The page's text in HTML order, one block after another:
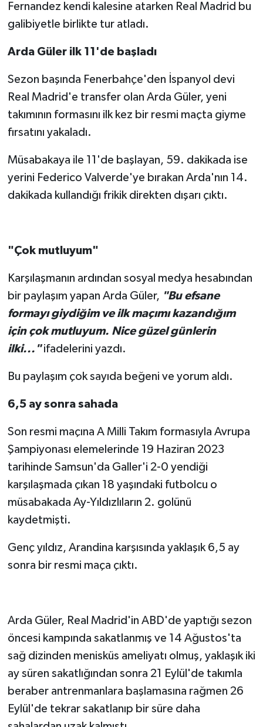
Fernandez kendi kalesine atarken Real Madrid bu
galibiyetle birlikte tur atladı.
Arda Güler ilk 11'de başladı
Sezon başında Fenerbahçe'den İspanyol devi
Real Madrid'e transfer olan Arda Güler, yeni
takımının formasını ilk kez bir resmi maçta giyme
fırsatını yakaladı.
Müsabakaya ile 11'de başlayan, 59. dakikada ise
yerini Federico Valverde'ye bırakan Arda'nın 14.
dakikada kullandığı frikik direkten dışarı çıktı.
"Çok mutluyum"
Karşılaşmanın ardından sosyal medya hesabından
bir paylaşım yapan Arda Güler, "Bu efsane
formayı giydiğim ve ilk maçımı kazandığım
için çok mutluyum. Nice güzel günlerin
ilki..."ifadelerini yazdı.
Bu paylaşım çok sayıda beğeni ve yorum aldı.
6,5 ay sonra sahada
Son resmi maçına A Milli Takım formasıyla Avrupa
Şampiyonası elemelerinde 19 Haziran 2023
tarihinde Samsun'da Galler'i 2-0 yendiği
karşılaşmada çıkan 18 yaşındaki futbolcu o
müsabakada Ay-Yıldızlıların 2. golünü
kaydetmişti.
Genç yıldız, Arandina karşısında yaklaşık 6,5 ay
sonra bir resmi maça çıktı.
Arda Güler, Real Madrid'in ABD'de yaptığı sezon
öncesi kampında sakatlanmış ve 14 Ağustos'ta
sağ dizinden menisküs ameliyatı olmuş, yaklaşık iki
ay süren sakatlığından sonra 21 Eylül'de takımla
beraber antrenmanlara başlamasına rağmen 26
Eylül'de tekrar sakatlanıp bir süre daha